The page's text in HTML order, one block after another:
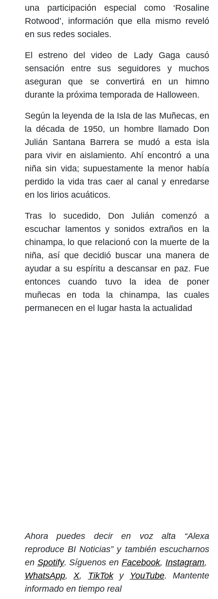
una participación especial como ‘Rosaline
Rotwood’, información que ella mismo reveló
en sus redes sociales.
El estreno del video de Lady Gaga causó
sensación entre sus seguidores y muchos
aseguran que se convertirá en un himno
durante la próxima temporada de Halloween.
Según la leyenda de la Isla de las Muñecas, en
la década de 1950, un hombre llamado Don
Julián Santana Barrera se mudó a esta isla
para vivir en aislamiento. Ahí encontró a una
niña sin vida; supuestamente la menor había
perdido la vida tras caer al canal y enredarse
en los lirios acuáticos.
Tras lo sucedido, Don Julián comenzó a
escuchar lamentos y sonidos extraños en la
chinampa, lo que relacionó con la muerte de la
niña, así que decidió buscar una manera de
ayudar a su espíritu a descansar en paz. Fue
entonces cuando tuvo la idea de poner
muñecas en toda la chinampa, las cuales
permanecen en el lugar hasta la actualidad
Ahora puedes decir en voz alta “Alexa
reproduce BI Noticias” y también escucharnos
en Spotify. Síguenos enFacebook, Instagram,
WhatsApp,X, TikToky YouTube. Mantente
informado en tiempo real